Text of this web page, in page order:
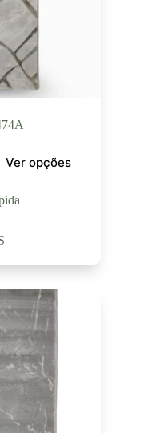
Ver opções